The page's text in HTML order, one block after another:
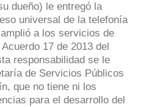
dueño) le entregó la
universal de la telefonía
a los servicios de
17 de 2013 del
responsabilidad se le
de Servicios Públicos
que no tiene ni los
para el desarrollo del